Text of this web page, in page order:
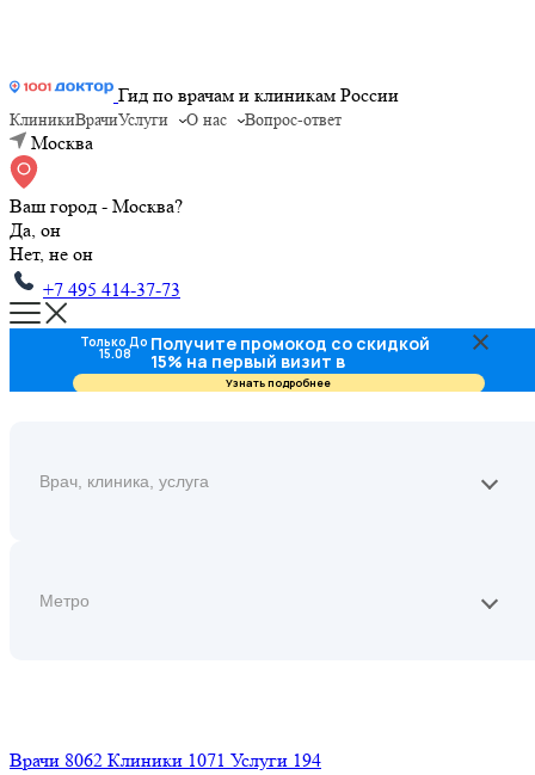
Гид по врачам и клиникам России
КлиникиВрачиУслуги О нас Вопрос-ответ
Москва
Ваш город - Москва?
Да, он
Нет, не он
+7 495 414-37-73
Врачи 8062 Клиники 1071 Услуги 194
Только До
15.08 Получите промокод со скидкой
15% на первый визит в
стоматологию
Узнать подробнее